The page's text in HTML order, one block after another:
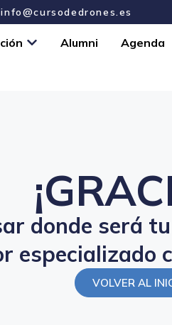
info@cursodedrones.es
Alumni Agenda
donde será
especializado
VOLVER AL